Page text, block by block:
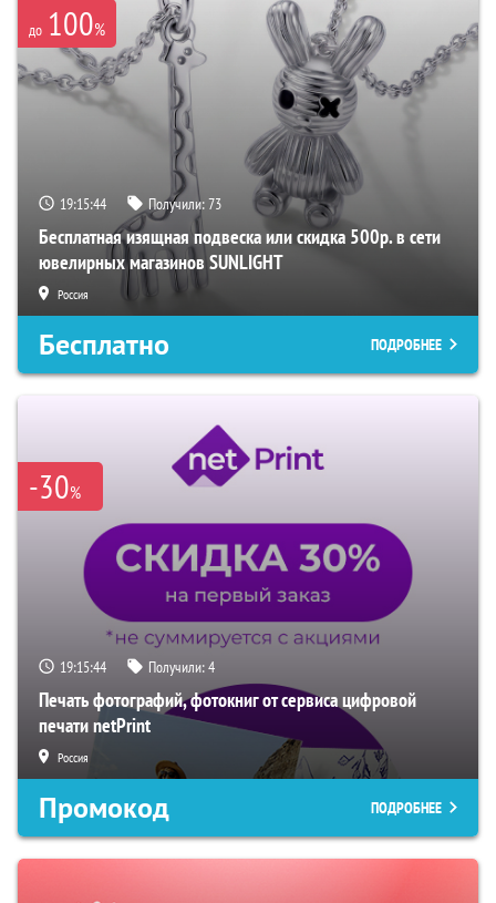
до 100%
19:15:43 Получили:73
Бесплатная изящная подвеска или скидка 500р. в сети
ювелирных магазинов SUNLIGHT
Россия
Бесплатно ПОДРОБНЕЕ
-30%
19:15:43 Получили:4
Печать фотографий, фотокниг от сервиса цифровой
печати netPrint
Россия
Промокод ПОДРОБНЕЕ